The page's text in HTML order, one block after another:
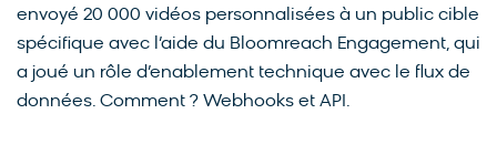
envoyé 20 000 vidéos personnalisées à un public cible
spécifique avec l’aide du Bloomreach Engagement, qui
a joué un rôle d’enablement technique avec le flux de
données. Comment ? Webhooks et API.